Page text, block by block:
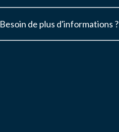
Besoin de plus d'informations ?